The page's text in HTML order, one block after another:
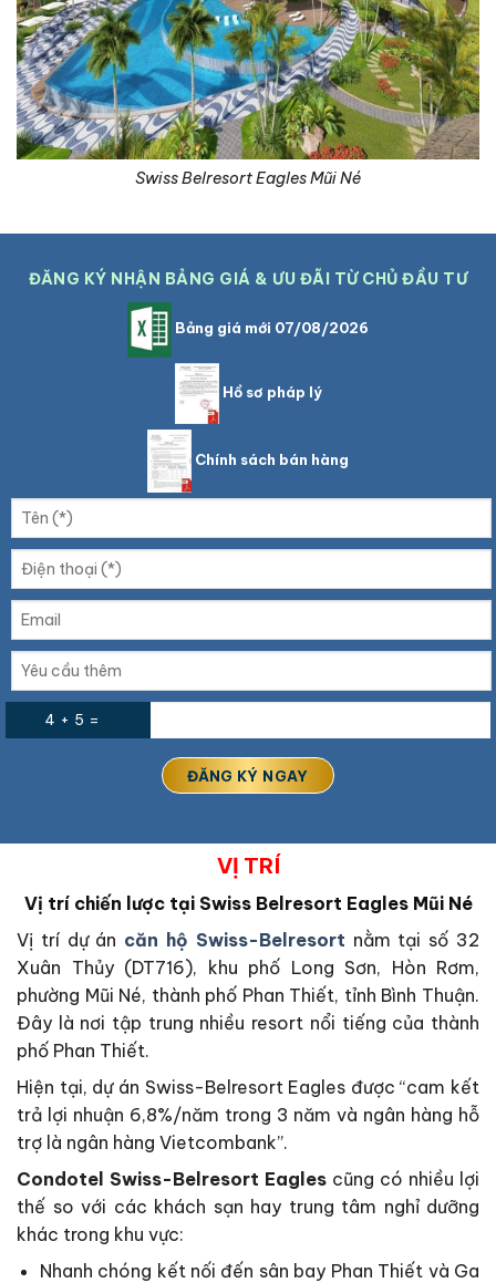
Swiss Belresort Eagles Mũi Né
ĐĂNG KÝ NHẬN BẢNG GIÁ & ƯU ĐÃI TỪ CHỦ ĐẦU TƯ
Bảng giá mới 07/08/2026
Hồ sơ pháp lý
Chính sách bán hàng
4 + 5 =
VỊ TRÍ
Vị trí chiến lược tại Swiss Belresort Eagles Mũi Né
Vị trí dự án căn hộ Swiss-Belresort nằm tại số 32
Xuân Thủy (DT716), khu phố Long Sơn, Hòn Rơm,
phường Mũi Né, thành phố Phan Thiết, tỉnh Bình Thuận.
Đây là nơi tập trung nhiều resort nổi tiếng của thành
phố Phan Thiết.
Hiện tại, dự án Swiss-Belresort Eagles được “cam kết
trả lợi nhuận 6,8%/năm trong 3 năm và ngân hàng hỗ
trợ là ngân hàng Vietcombank”.
Condotel Swiss-Belresort Eagles cũng có nhiều lợi
thế so với các khách sạn hay trung tâm nghỉ dưỡng
khác trong khu vực:
Nhanh chóng kết nối đến sân bay Phan Thiết và Ga